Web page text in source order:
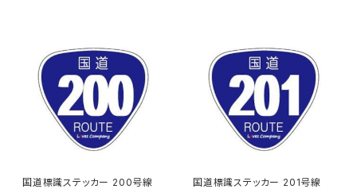
国道標識ステッカー 200号線 国道標識ステッカー 201号線